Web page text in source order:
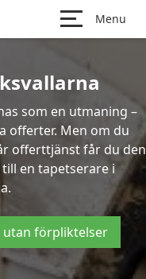
Menu
som en utmaning –
offerter. Men om du
offerttjänst får du den
en tapetserare i
utan förpliktelser